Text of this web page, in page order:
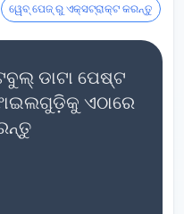
ୱେବ୍ ପେଜ୍ ରୁ ଏକ୍ସଟ୍ରାକ୍ଟ କରନ୍ତୁ
ଡାଟା ପେଷ୍ଟ
ଏଠାରେ